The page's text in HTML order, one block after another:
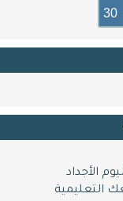
30